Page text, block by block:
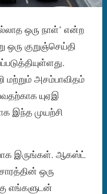
ஒரு நாள்’ என்ற
குறுஞ்செய்தி
மற்றும் அசம்பாவிதம்
யுஏஇ
இந்த முயற்சி
இருங்கள். ஆகஸ்ட்
ஒரு
எங்களுடன்